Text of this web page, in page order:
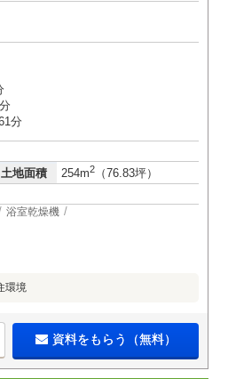
分
土地面積 254m2
（76.83坪）
浴室乾燥機
環境
資料をもらう（無料）